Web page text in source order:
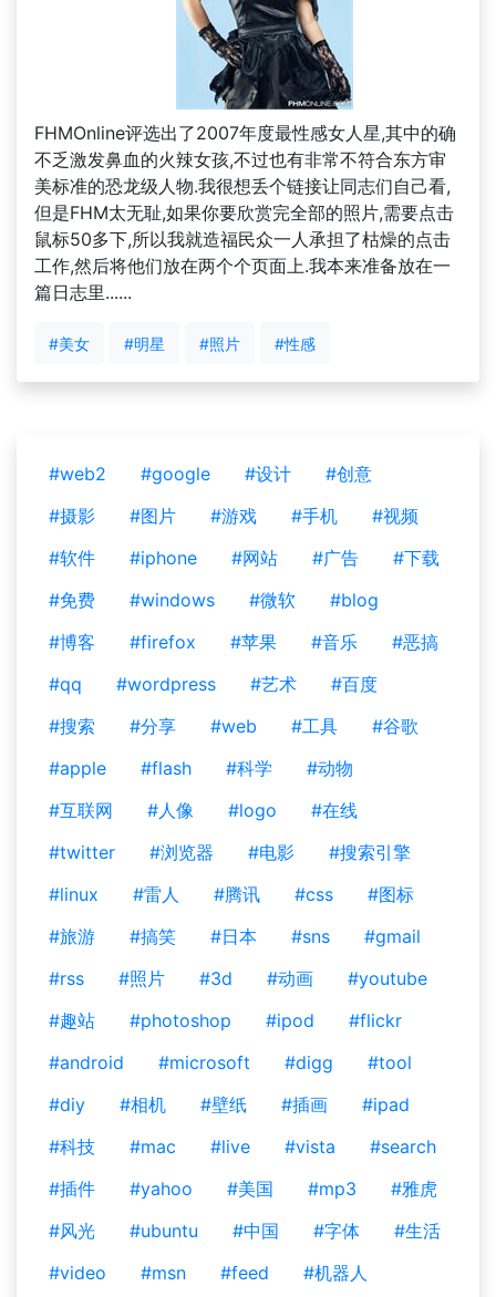
FHMOnline评选出了2007年度最性感女人星,其中的确
不乏激发鼻血的火辣女孩,不过也有非常不符合东方审
美标准的恐龙级人物.我很想丢个链接让同志们自己看,
但是FHM太无耻,如果你要欣赏完全部的照片,需要点击
鼠标50多下,所以我就造福民众一人承担了枯燥的点击
工作,然后将他们放在两个个页面上.我本来准备放在一
篇日志里......
#美女 #明星 #照片 #性感
#web2 #google #设计
#创意
#摄影
#图片 #游戏 #手机
#视频
#软件
#iphone #网站 #广告
#下载
#免费
#windows #微软
#blog
#博客
#firefox #苹果 #音乐
#恶搞
#qq
#wordpress #艺术
#百度
#搜索
#分享 #web #工具
#谷歌
#apple
#flash #科学
#动物
#互联网
#人像 #logo
#在线
#twitter
#浏览器 #电影
#搜索引擎
#linux
#雷人 #腾讯 #css
#图标
#旅游
#搞笑 #日本 #sns
#gmail
#rss
#照片 #3d #动画
#youtube
#趣站
#photoshop #ipod
#flickr
#android
#microsoft #digg
#tool
#diy
#相机 #壁纸 #插画
#ipad
#科技
#mac #live #vista
#search
#插件
#yahoo #美国 #mp3
#雅虎
#风光
#ubuntu #中国 #字体
#生活
#video
#msn #feed
#机器人